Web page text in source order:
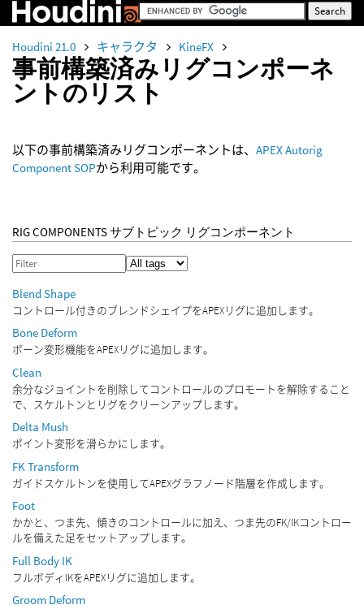
Houdini 21.0 キャラクタ KineFX
事前構築済みリグコンポーネ
ントのリスト
以下の事前構築済みリグコンポーネントは、 APEX Autorig
Component SOPから利用可能です。
RIG COMPONENTS サブトピック リグコンポーネント
Blend Shape
コントロール付きのブレンドシェイプをAPEXリグに追加します。
Bone Deform
ボーン変形機能をAPEXリグに追加します。
Clean
余分なジョイントを削除してコントロールのプロモートを解除すること
で、スケルトンとリグをクリーンアップします。
Delta Mush
ポイント変形を滑らかにします。
FK Transform
ガイドスケルトンを使用してAPEXグラフノード階層を作成します。
Foot
かかと、つま先、傾きのコントロールに加え、つま先のFK/IKコントロー
ルを備えた足をセットアップします。
Full Body IK
フルボディIKをAPEXリグに追加します。
Groom Deform